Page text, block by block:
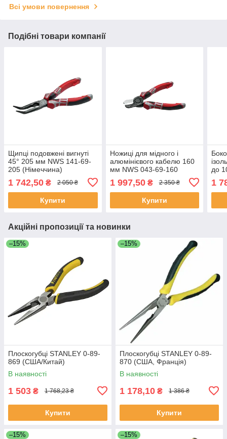
Всі умови повернення
Подібні товари компанії
Щипці подовжені вигнуті
45° 205 мм NWS 141-69-
205 (Німеччина)
1 742,50 ₴ 2 050 ₴
Купити
Ножиці для мідного і
алюмінієвого кабелю 160
мм NWS 043-69-160
1 997,50₴ 2 350 ₴
Купити
до
1
Акційні пропозиції та новинки
–15%
Плоскогубці STANLEY 0-89-
869 (США/Китай)
В наявності
1 503 ₴ 1 768,23 ₴
Купити
–15%
Плоскогубці STANLEY 0-89-
870 (США, Франція)
В наявності
1 178,10 ₴ 1 386 ₴
Купити
–15% –15%